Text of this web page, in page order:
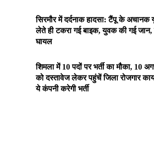
सिरमौर में दर्दनाक हादसा: टैंपू के अचानक
लेते ही टकरा गई बाइक, युवक की गई जान,
घायल
शिमला में 10 पदों पर भर्ती का मौका, 10
को दस्तावेज लेकर पहुंचें जिला रोजगार
ये कंपनी करेगी भर्ती